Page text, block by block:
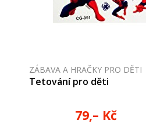
ZÁBAVA A HRAČKY PRO DĚTI
Tetování pro děti
79,– Kč